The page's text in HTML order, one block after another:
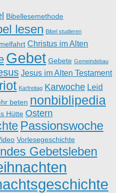
Bibellesemethode
lesen Bibel studieren
Christus im Alten
Gebet Gebete Gemeindebau
Jesus im Alten Testament
Karfreitag Karwoche Leid
beten nonbiblipedia
Hütte Ostern
Passionswoche
Vorlesegeschichte
Gebetsleben